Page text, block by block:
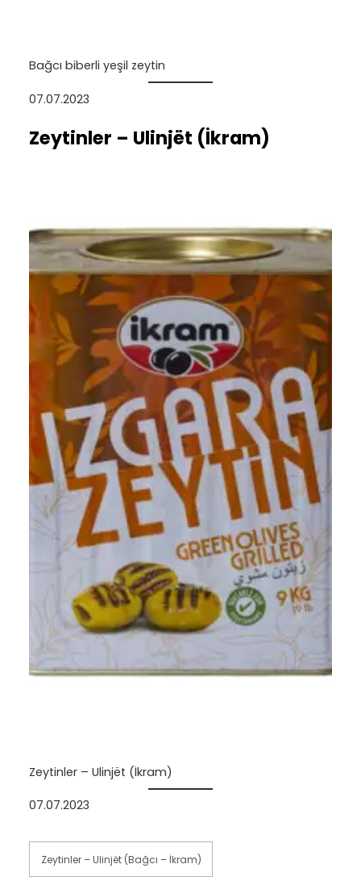
Bağcı biberli yeşil zeytin
07.07.2023
Zeytinler – Ulinjët (İkram)
Zeytinler – Ulinjët (İkram)
07.07.2023
Zeytinler – Ulinjët (Bağcı – İkram)